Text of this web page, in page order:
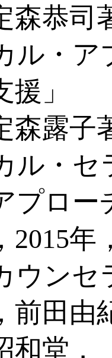
森恭司
ル・
」
森露子
ル・
プロー
2015年
ウン
前田由
和堂．